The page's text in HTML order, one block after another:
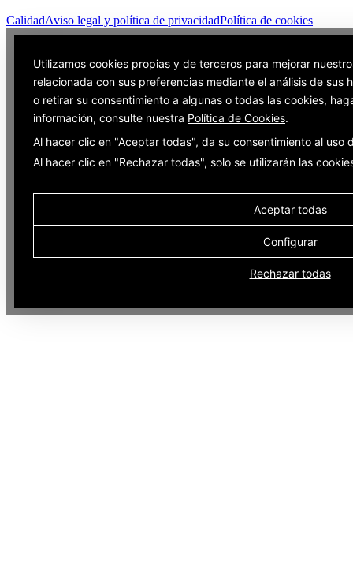
CalidadAviso legal y política de privacidadPolítica de cookies
Utilizamos cookies propias y de terceros para mejorar
relacionada con sus preferencias mediante el análisis de sus
o retirar su consentimiento a algunas o todas las cookies,
información, consulte nuestra Política de Cookies.
Al hacer clic en "Aceptar todas", da su consentimiento al uso
Al hacer clic en "Rechazar todas", solo se utilizarán las
Aceptar todas
Configurar
Rechazar todas